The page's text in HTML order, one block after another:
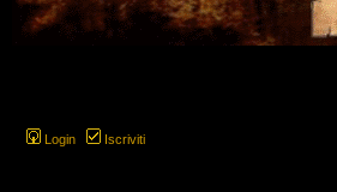
Login Iscriviti